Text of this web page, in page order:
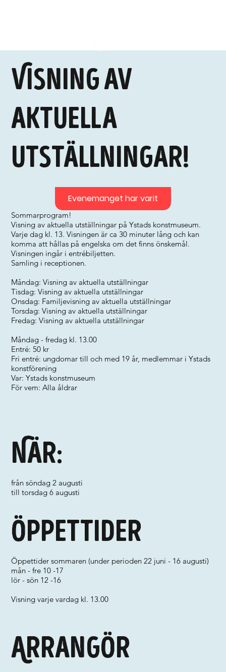
Visning av
aktuella
utställningar!
Sommarprogram!
Visning av aktuella utställningar på Ystads konstmuseum.
Varje dag kl. 13. Visningen är ca 30 minuter lång och kan
komma att hållas på engelska om det finns önskemål.
Visningen ingår i entrébiljetten.
Samling i receptionen.
Måndag: Visning av aktuella utställningar
Tisdag: Visning av aktuella utställningar
Onsdag: Familjevisning av aktuella utställningar
Torsdag: Visning av aktuella utställningar
Fredag: Visning av aktuella utställningar
Måndag - fredag kl. 13.00
Entré: 50 kr
Fri entré: ungdomar till och med 19 år, medlemmar i Ystads
konstförening
Var: Ystads konstmuseum
För vem: Alla åldrar
När:
från söndag 2 augusti
till torsdag 6 augusti
Arrangör
Öppettider
Öppettider sommaren (under perioden 22 juni - 16 augusti)
mån - fre 10 -17
lör - sön 12 -16
Visning varje vardag kl. 13.00
Evenemanget har varit